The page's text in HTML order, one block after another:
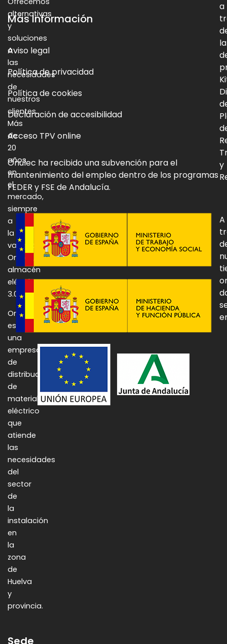
alternativas
y
soluciones
a
las
necesidades
de
nuestros
clientes.
Más
de
20
años
en
el
mercado,
siempre
a
la
vanguardia:
Onulec,
almacén
eléctrico
3.0.
Onulec
es
una
empresa
de
distribución
de
material
eléctrico
que
atiende
las
necesidades
del
sector
de
la
instalación
en
la
zona
de
Huelva
y
provincia.
Sede
Más Información
Aviso legal
Política de privacidad
Política de cookies
Declaración de accesibilidad
Acceso TPV online
Onulec ha recibido una subvención para el
mantenimiento del empleo dentro de los programas
FEDER y FSE de Andalucía.
a
la
y
A